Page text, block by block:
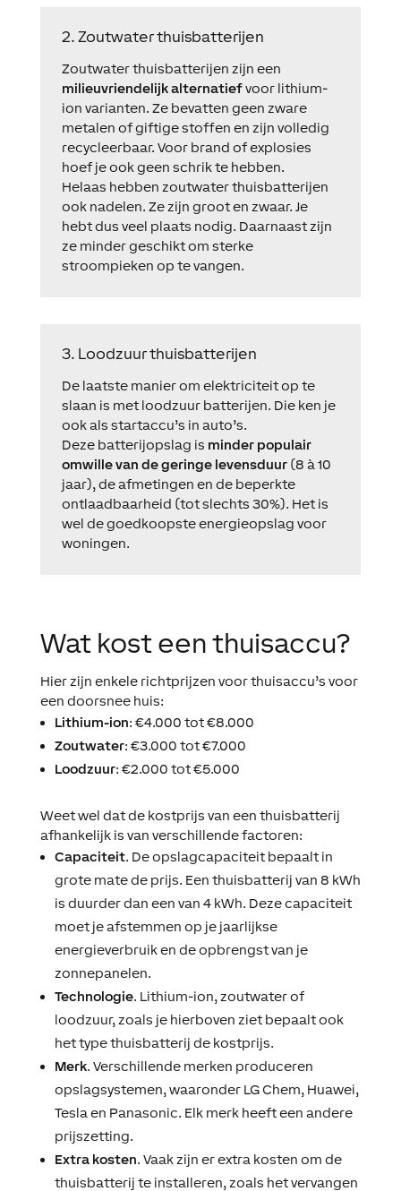
2. Zoutwater thuisbatterijen
Zoutwater thuisbatterijen zijn een
milieuvriendelijk alternatiefvoor lithium-
ion varianten. Ze bevatten geen zware
metalen of giftige stoffen en zijn volledig
recycleerbaar. Voor brand of explosies
hoef je ook geen schrik te hebben.
Helaas hebben zoutwater thuisbatterijen
ook nadelen. Ze zijn groot en zwaar. Je
hebt dus veel plaats nodig. Daarnaast zijn
ze minder geschikt om sterke
stroompieken op te vangen.
3. Loodzuur thuisbatterijen
De laatste manier om elektriciteit op te
slaan is met loodzuur batterijen. Die ken je
ook als startaccu’s in auto’s.
Deze batterijopslag is minder populair
omwille van de geringe levensduur(8 à 10
jaar), de afmetingen en de beperkte
ontlaadbaarheid (tot slechts 30%). Het is
wel de goedkoopste energieopslag voor
woningen.
Wat kost een thuisaccu?
Hier zijn enkele richtprijzen voor thuisaccu’s voor
een doorsnee huis:
Lithium-ion: €4.000 tot €8.000
Zoutwater: €3.000 tot €7.000
Loodzuur: €2.000 tot €5.000
Weet wel dat de kostprijs van een thuisbatterij
afhankelijk is van verschillende factoren:
Capaciteit. De opslagcapaciteit bepaalt in
grote mate de prijs. Een thuisbatterij van 8 kWh
is duurder dan een van 4 kWh. Deze capaciteit
moet je afstemmen op je jaarlijkse
energieverbruik en de opbrengst van je
zonnepanelen.
Technologie. Lithium-ion, zoutwater of
loodzuur, zoals je hierboven ziet bepaalt ook
het type thuisbatterij de kostprijs.
Merk. Verschillende merken produceren
opslagsystemen, waaronder LG Chem, Huawei,
Tesla en Panasonic. Elk merk heeft een andere
prijszetting.
Extra kosten. Vaak zijn er extra kosten om de
thuisbatterij te installeren, zoals het vervangen